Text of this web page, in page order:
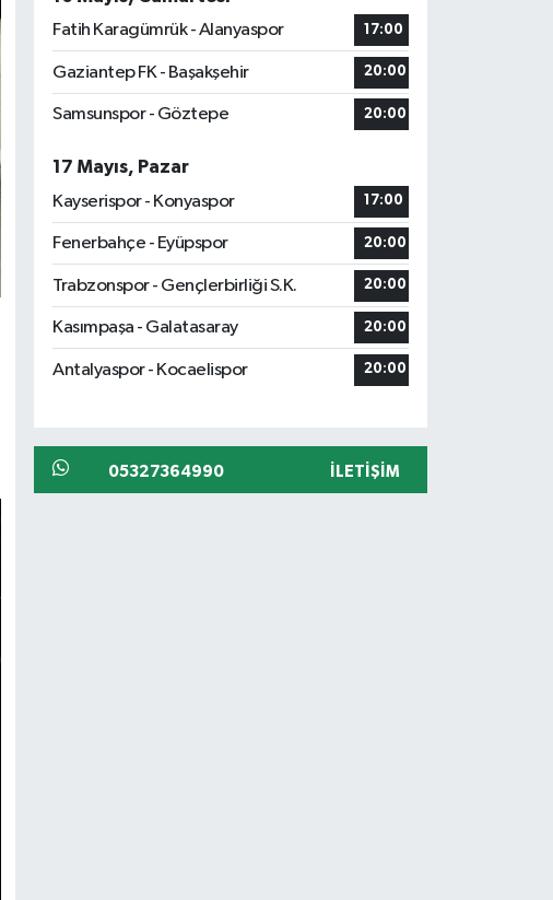
Fatih Karagümrük - Alanyaspor
17:00
Gaziantep FK - Başakşehir 20:00
Samsunspor - Göztepe 20:00
17 Mayıs, Pazar
Kayserispor - Konyaspor
17:00
Fenerbahçe - Eyüpspor 20:00
Trabzonspor - Gençlerbirliği S.K. 20:00
Kasımpaşa - Galatasaray 20:00
Antalyaspor - Kocaelispor 20:00
05327364990 İLETIŞIM